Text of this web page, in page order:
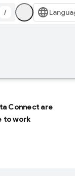
/
Connectare
to work